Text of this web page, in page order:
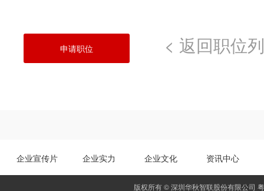
申请职位 < 返回职位
企业宣传片 企业实力 企业文化 资讯中心
版权所有 © 深圳华秋智联股份有限公司